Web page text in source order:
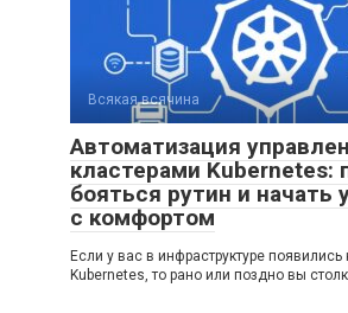
Всякая всячина
Автоматизация
кластерами Kubernetes:
бояться рутин и начать
с комфортом
Если у вас в инфраструктуре появились
Kubernetes, то рано или поздно вы